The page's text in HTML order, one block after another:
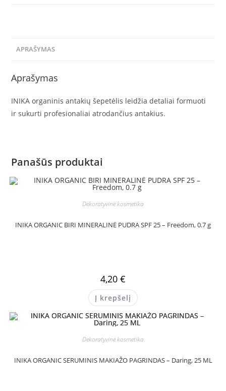
APRAŠYMAS
Aprašymas
INIKA organinis antakių šepetėlis leidžia detaliai formuoti
ir sukurti profesionaliai atrodančius antakius.
Panašūs produktai
Dekoratyvinė kosmetika
INIKA ORGANIC BIRI MINERALINĖ PUDRA SPF 25 – Freedom, 0.7 g
4,20 €
Į krepšelį
Dekoratyvinė kosmetika
INIKA ORGANIC SERUMINIS MAKIAŽO PAGRINDAS – Daring, 25 ML